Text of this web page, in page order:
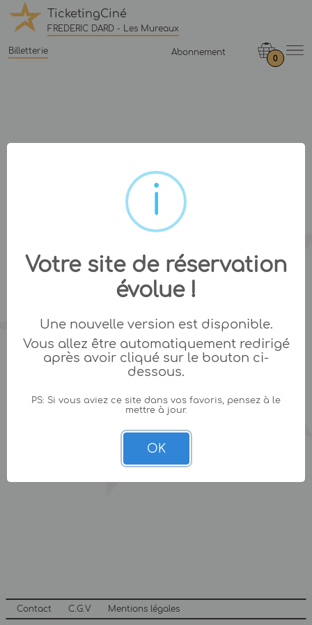
TicketingCiné
FREDERIC DARD - Les Mureaux
Billetterie Abonnement
0
Contact C.G.V Mentions légales
Votre site de réservation
évolue !
Une nouvelle version est disponible.
Vous allez être automatiquement redirigé
après avoir cliqué sur le bouton ci-
dessous.
PS: Si vous aviez ce site dans vos favoris, pensez à le
mettre à jour.
OK